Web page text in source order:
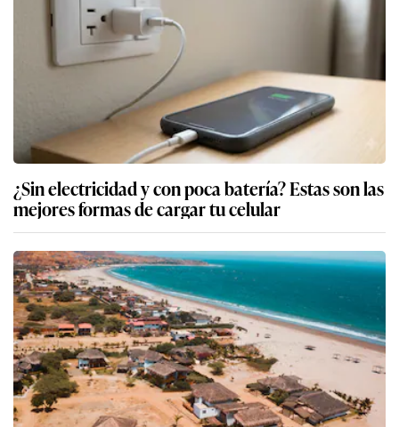
¿Sin electricidad y con poca batería? Estas son las
mejores formas de cargar tu celular